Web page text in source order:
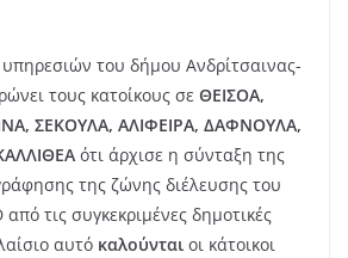
του δήμου Ανδρίτσαινας-
τους κατοίκους σε ΘΕΙΣΟΑ,
ΣΕΚΟΥΛΑ, ΑΛΙΦΕΙΡΑ, ΔΑΦΝΟΥΛΑ,
ότι άρχισε η σύνταξη της
της ζώνης διέλευσης του
τις συγκεκριμένες δημοτικές
αυτό καλούνται οι κάτοικοι